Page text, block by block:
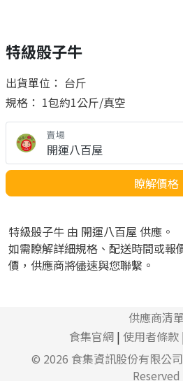
特級骰子牛
出貨單位： 台斤
規格： 1包約1公斤/真空
賣場
開運八百屋
瞭解價格
特級骰子牛 由 開運八百屋 供應。
如需瞭解詳細規格、配送時間或報
價，供應商將儘速與您聯繫。
供應商清單
食集官網 | 使用者條款
© 2026 食集資訊股份有限公司
Reserved